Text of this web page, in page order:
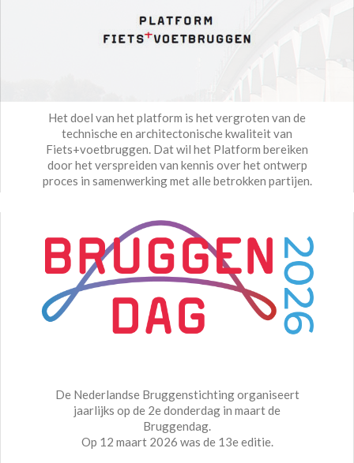
Het doel van het platform is het vergroten van de
technische en architectonische kwaliteit van
Fiets+voetbruggen. Dat wil het Platform bereiken
door het verspreiden van kennis over het ontwerp
proces in samenwerking met alle betrokken partijen.
De Nederlandse Bruggenstichting organiseert
jaarlijks op de 2e donderdag in maart de
Bruggendag.
Op 12 maart 2026 was de 13e editie.